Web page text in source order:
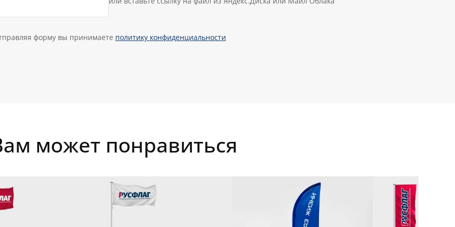
форму вы принимаете политику конфиденциальности
может понравиться